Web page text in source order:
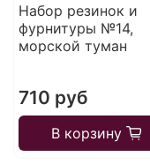
Набор резинок и
фурнитуры №14,
морской туман
710 руб
В корзину